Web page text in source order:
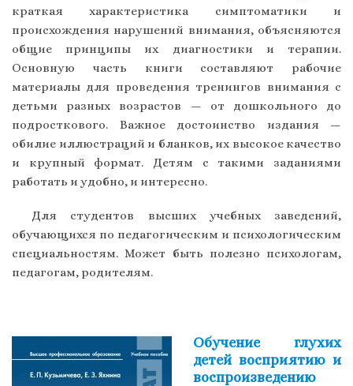
краткая характеристика симптоматики и
происхождения нарушений внимания, объясняются
общие принципы их диагностики и терапии.
Основную часть книги составляют рабочие
материалы для проведения тренингов внимания с
детьми разных возрастов — от дошкольного до
подросткового. Важное достоинство издания —
обилие иллюстраций и бланков, их высокое качество
и крупный формат. Детям с такими заданиями
работать и удобно, и интересно.
Для студентов высших учебных заведений,
обучающихся по педагогическим и психологическим
специальностям. Может быть полезно психологам,
педагогам, родителям.
Обучение глухих
детей восприятию и
воспроизведению